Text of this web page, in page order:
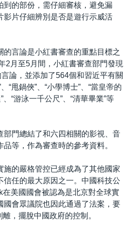
到的部份，需仔細審核，避免漏
影片仔細辨別是否是遊行示威活
的言論是小紅書審查的重點目標之
2月至5月間，小紅書審查部門發現
論，並添加了564個和習近平有關
“甩鍋俠”、“小學博士”、“當皇帝的
、“游泳一千公尺”、“清華畢業”等
部門總結了和六四相關的影視、音
等，作為審查時的參考資料。
施的嚴格管控已經成為了其他國家
信任的最大原因之一。中國科技公
在美國國會被認為是北京對全球實
國會眾議院也因此通過了法案，要
，擺脫中國政府的控制。